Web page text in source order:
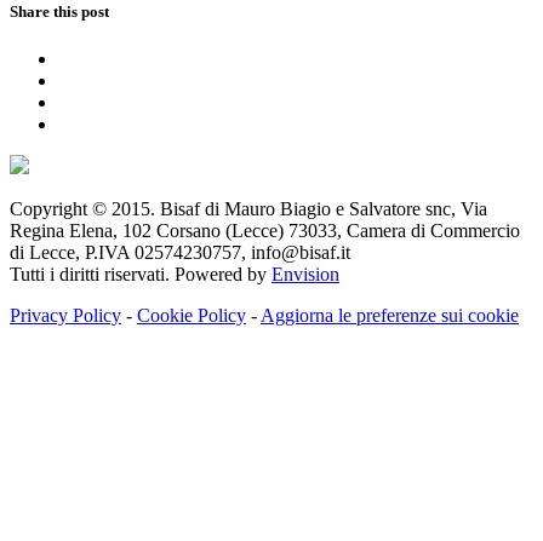
Share this post
Copyright © 2015. Bisaf di Mauro Biagio e Salvatore snc, Via
Regina Elena, 102 Corsano (Lecce) 73033, Camera di Commercio
di Lecce, P.IVA 02574230757, info@bisaf.it
Tutti i diritti riservati. Powered by Envision
Privacy Policy - Cookie Policy - Aggiorna le preferenze sui cookie